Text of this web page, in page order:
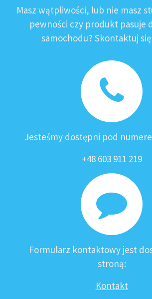
Masz wątpliwości, lub nie masz
pewności czy produkt pasuje
samochodu? Skontaktuj
Jesteśmy dostępni pod
+48 603 911 219
Formularz kontaktowy jest
stroną:
Kontakt